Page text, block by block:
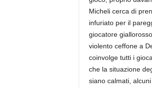
Micheli cerca di
infuriato per il
giocatore
violento ceffone a
coinvolge tutti i
che la situazione
siano calmati,